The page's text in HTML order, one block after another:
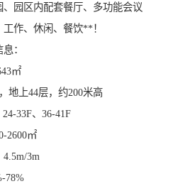
园区内配套餐厅、多功能会议
作、休闲、餐饮**！
：
㎡
地上44层，约200米高
33F、36-41F
2600㎡
3m
78%